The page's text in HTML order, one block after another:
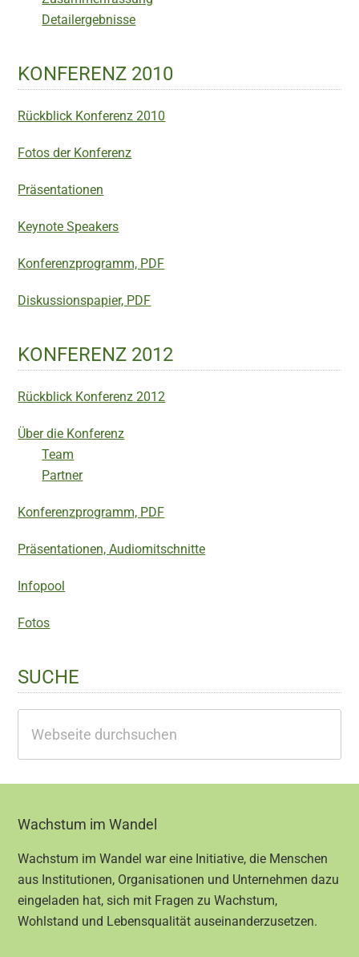
Detailergebnisse
KONFERENZ 2010
Rückblick Konferenz 2010
Fotos der Konferenz
Präsentationen
Keynote Speakers
Konferenzprogramm, PDF
Diskussionspapier, PDF
KONFERENZ 2012
Rückblick Konferenz 2012
Über die Konferenz
Team
Partner
Konferenzprogramm, PDF
Präsentationen, Audiomitschnitte
Infopool
Fotos
SUCHE
durchsuchen
Footer
Wachstum im Wandel
Wachstum im Wandel war eine Initiative, die Menschen
aus Institutionen, Organisationen und Unternehmen dazu
eingeladen hat, sich mit Fragen zu Wachstum,
Wohlstand und Lebensqualität auseinanderzusetzen.